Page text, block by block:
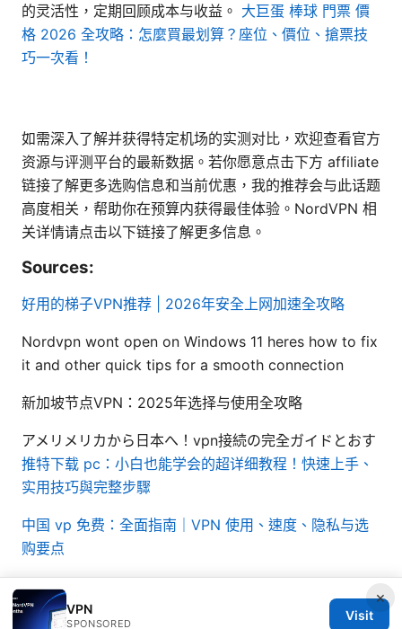
的灵活性，定期回顾成本与收益。 大巨蛋 棒球 門票 價
格 2026 全攻略：怎麼買最划算？座位、價位、搶票技
巧一次看！
如需深入了解并获得特定机场的实测对比，欢迎查看官方
资源与评测平台的最新数据。若你愿意点击下方 affiliate
链接了解更多选购信息和当前优惠，我的推荐会与此话题
高度相关，帮助你在预算内获得最佳体验。NordVPN 相
关详情请点击以下链接了解更多信息。
Sources:
好用的梯子VPN推荐 | 2026年安全上网加速全攻略
Nordvpn wont open on Windows 11 heres how to fix
it and other quick tips for a smooth connection
新加坡节点VPN：2025年选择与使用全攻略
アメリメリカから日本へ！vpn接続の完全ガイドとおす
推特下载 pc：小白也能学会的超详细教程！快速上手、
实用技巧與完整步驟
中国 vp 免费：全面指南｜VPN 使用、速度、隐私与选
购要点
×
VPN
SPONSORED
Visit